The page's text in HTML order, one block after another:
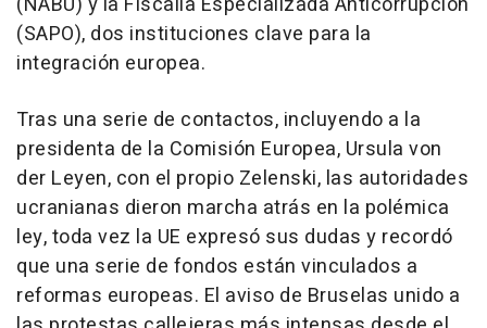
(SAPO), dos instituciones clave para la
integración europea.
Tras una serie de contactos, incluyendo a la
presidenta de la Comisión Europea, Ursula von
der Leyen, con el propio Zelenski, las autoridades
ucranianas dieron marcha atrás en la polémica
ley, toda vez la UE expresó sus dudas y recordó
que una serie de fondos están vinculados a
reformas europeas. El aviso de Bruselas unido a